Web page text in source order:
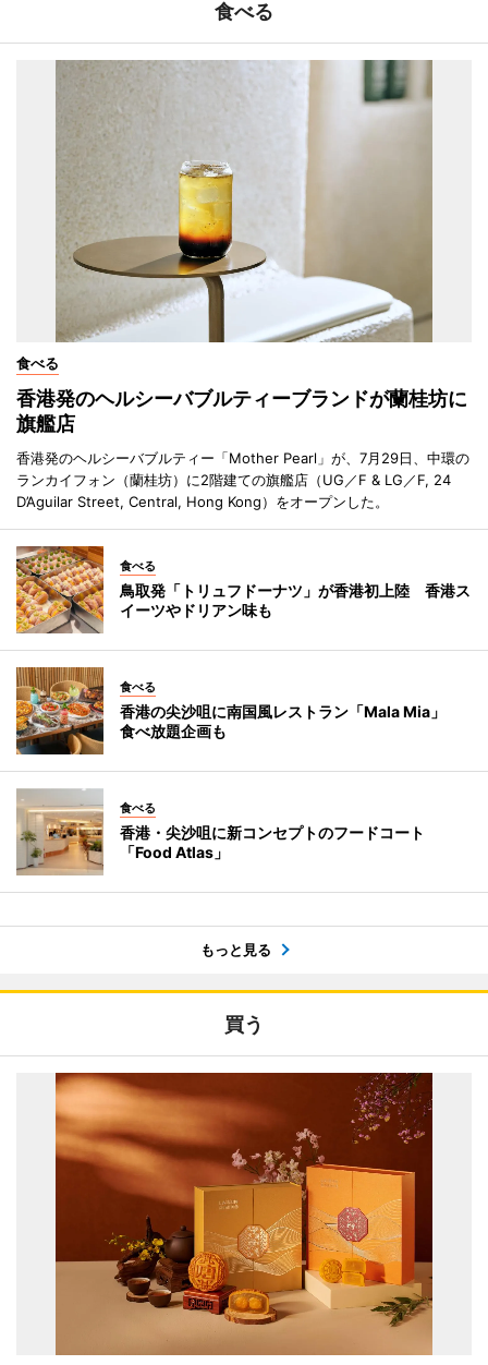
食べる
食べる
香港発のヘルシーバブルティーブランドが蘭桂坊に
旗艦店
香港発のヘルシーバブルティー「Mother Pearl」が、7月29日、中環の
ランカイフォン（蘭桂坊）に2階建ての旗艦店（UG／F & LG／F, 24
D’Aguilar Street, Central, Hong Kong）をオープンした。
食べる
鳥取発「トリュフドーナツ」が香港初上陸 香港ス
イーツやドリアン味も
食べる
香港の尖沙咀に南国風レストラン「Mala Mia」
食べ放題企画も
食べる
香港・尖沙咀に新コンセプトのフードコート
「Food Atlas」
もっと見る
買う